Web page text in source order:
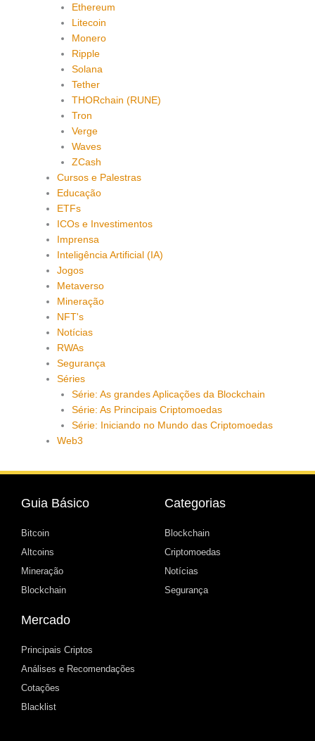
Ethereum
Litecoin
Monero
Ripple
Solana
Tether
THORchain (RUNE)
Tron
Verge
Waves
ZCash
Cursos e Palestras
Educação
ETFs
ICOs e Investimentos
Imprensa
Inteligência Artificial (IA)
Jogos
Metaverso
Mineração
NFT's
Notícias
RWAs
Segurança
Séries
Série: As grandes Aplicações da Blockchain
Série: As Principais Criptomoedas
Série: Iniciando no Mundo das Criptomoedas
Web3
Guia Básico
Bitcoin
Altcoins
Mineração
Blockchain
Categorias
Blockchain
Criptomoedas
Notícias
Segurança
Mercado
Principais Criptos
Análises e Recomendações
Cotações
Blacklist